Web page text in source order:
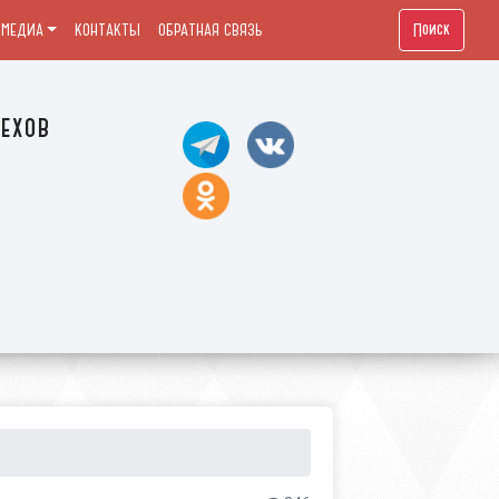
МЕДИА КОНТАКТЫ ОБРАТНАЯ СВЯЗЬ Поиск